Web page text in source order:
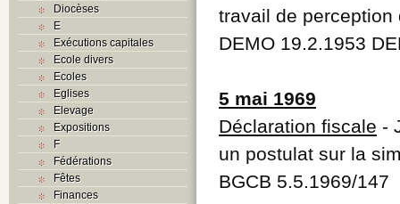
Diocèses
E
Exécutions capitales
Ecole divers
Ecoles
Eglises
Elevage
Expositions
F
Fédérations
Fêtes
Finances
travail de perception
DEMO 19.2.1953
5 mai 1969
Déclaration fiscale -
un postulat sur la
BGCB 5.5.1969/147